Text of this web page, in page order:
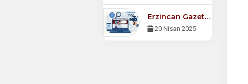
Erzincan Gazeteciler Cemiyeti Derneği Web Sitemiz Yayında!
20 Nisan 2025